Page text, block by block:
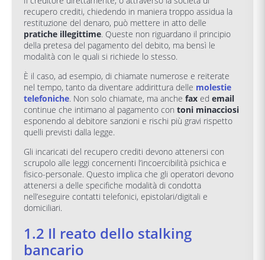
recupero crediti, chiedendo in maniera troppo assidua la
restituzione del denaro, può mettere in atto delle
pratiche illegittime. Queste non riguardano il principio
della pretesa del pagamento del debito, ma bensì le
modalità con le quali si richiede lo stesso.
È il caso, ad esempio, di chiamate numerose e reiterate
nel tempo, tanto da diventare addirittura delle molestie
telefoniche. Non solo chiamate, ma anche fax ed email
continue che intimano al pagamento con toni minacciosi
esponendo al debitore sanzioni e rischi più gravi rispetto
quelli previsti dalla legge.
Gli incaricati del recupero crediti devono attenersi con
scrupolo alle leggi concernenti l’incoercibilità psichica e
fisico-personale. Questo implica che gli operatori devono
attenersi a delle specifiche modalità di condotta
nell’eseguire contatti telefonici, epistolari/digitali e
domiciliari.
1.2 Il reato dello stalking
bancario